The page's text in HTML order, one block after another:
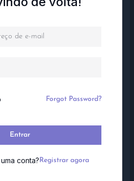
Forgot Password?
Entrar
conta? Registrar agora